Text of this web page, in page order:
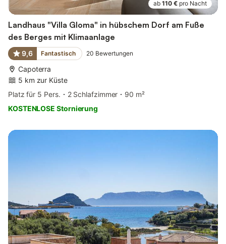
ab 110 € pro Nacht
Landhaus "Villa Gloma" in hübschem Dorf am Fuße
des Berges mit Klimaanlage
9,6 Fantastisch 20 Bewertungen
Capoterra
5 km zur Küste
Platz für 5 Pers.
2 Schlafzimmer
90 m²
KOSTENLOSE Stornierung